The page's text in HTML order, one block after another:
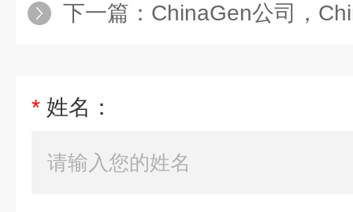
下一篇： ChinaGen公司，
* 姓名：